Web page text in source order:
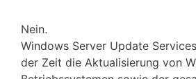
Nein.
Windows Server Update
der Zeit die Aktualisierung von